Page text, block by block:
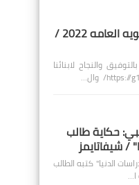
لمعرفة نتيجة الثانويه العامه 2022 /
ل معرفة نتيجة الثانويه العامه 2022 بالتوفيق والنجاح لابنائنا
حكاية طالب
/ شيفاتايمز
الدنيا" كتبه الطالب